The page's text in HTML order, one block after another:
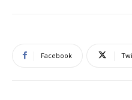
Facebook